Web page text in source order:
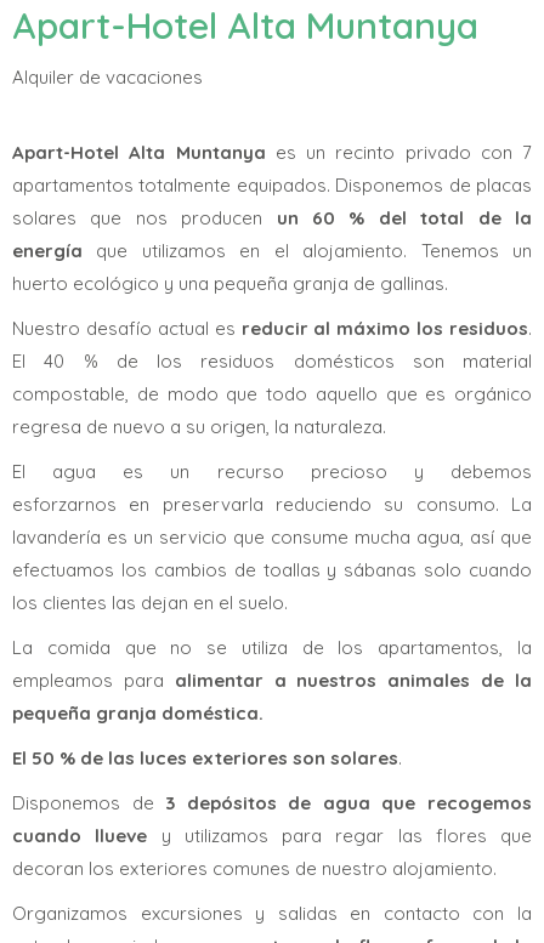
Apart-Hotel Alta Muntanya
Alquiler de vacaciones
Apart-Hotel Alta Muntanya es un recinto privado con 7
apartamentos totalmente equipados. Disponemos de placas
solares que nos producen un 60 % del total de la
energía que utilizamos en el alojamiento. Tenemos un
huerto ecológico y una pequeña granja de gallinas.
Nuestro desafío actual es reducir al máximo los residuos.
El 40 % de los residuos domésticos son material
compostable, de modo que todo aquello que es orgánico
regresa de nuevo a su origen, la naturaleza.
El agua es un recurso precioso y debemos
esforzarnos en preservarla reduciendo su consumo. La
lavandería es un servicio que consume mucha agua, así que
efectuamos los cambios de toallas y sábanas solo cuando
los clientes las dejan en el suelo.
La comida que no se utiliza de los apartamentos, la
empleamos para alimentar a nuestros animales de la
pequeña granja doméstica.
El 50 % de las luces exteriores son solares.
Disponemos de 3 depósitos de agua que recogemos
cuando llueve y utilizamos para regar las flores que
decoran los exteriores comunes de nuestro alojamiento.
Organizamos excursiones y salidas en contacto con la